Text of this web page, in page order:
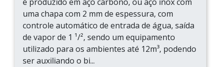
uma chapa com 2 mm de espessura, com
controle automático de entrada de água, saída
de vapor de 1 ¹/², sendo um equipamento
utilizado para os ambientes até 12m³, podendo
ser auxiliando o bi...